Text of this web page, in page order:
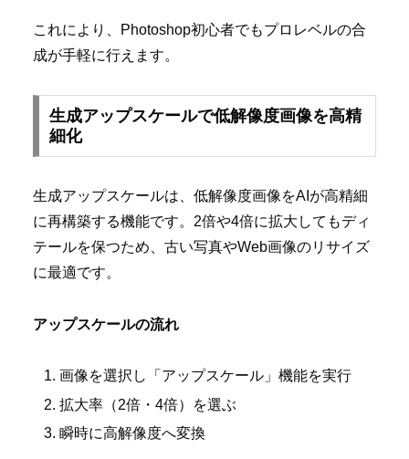
これにより、Photoshop初心者でもプロレベルの合
成が手軽に行えます。
生成アップスケールで低解像度画像を高精
細化
生成アップスケールは、低解像度画像をAIが高精細
に再構築する機能です。2倍や4倍に拡大してもディ
テールを保つため、古い写真やWeb画像のリサイズ
に最適です。
アップスケールの流れ
画像を選択し「アップスケール」機能を実行
拡大率（2倍・4倍）を選ぶ
瞬時に高解像度へ変換